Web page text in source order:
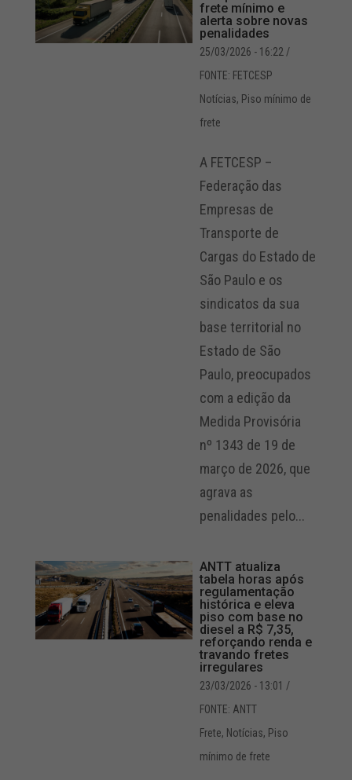
frete mínimo e
alerta sobre novas
penalidades
25/03/2026 - 16:22 /
FONTE: FETCESP
Notícias, Piso mínimo de
frete
A FETCESP –
Federação das
Empresas de
Transporte de
Cargas do Estado de
São Paulo e os
sindicatos da sua
base territorial no
Estado de São
Paulo, preocupados
com a edição da
Medida Provisória
nº 1343 de 19 de
março de 2026, que
agrava as
penalidades pelo...
ANTT atualiza
tabela horas após
regulamentação
histórica e eleva
piso com base no
diesel a R$ 7,35,
reforçando renda e
travando fretes
irregulares
23/03/2026 - 13:01 /
FONTE: ANTT
Frete, Notícias, Piso
mínimo de frete